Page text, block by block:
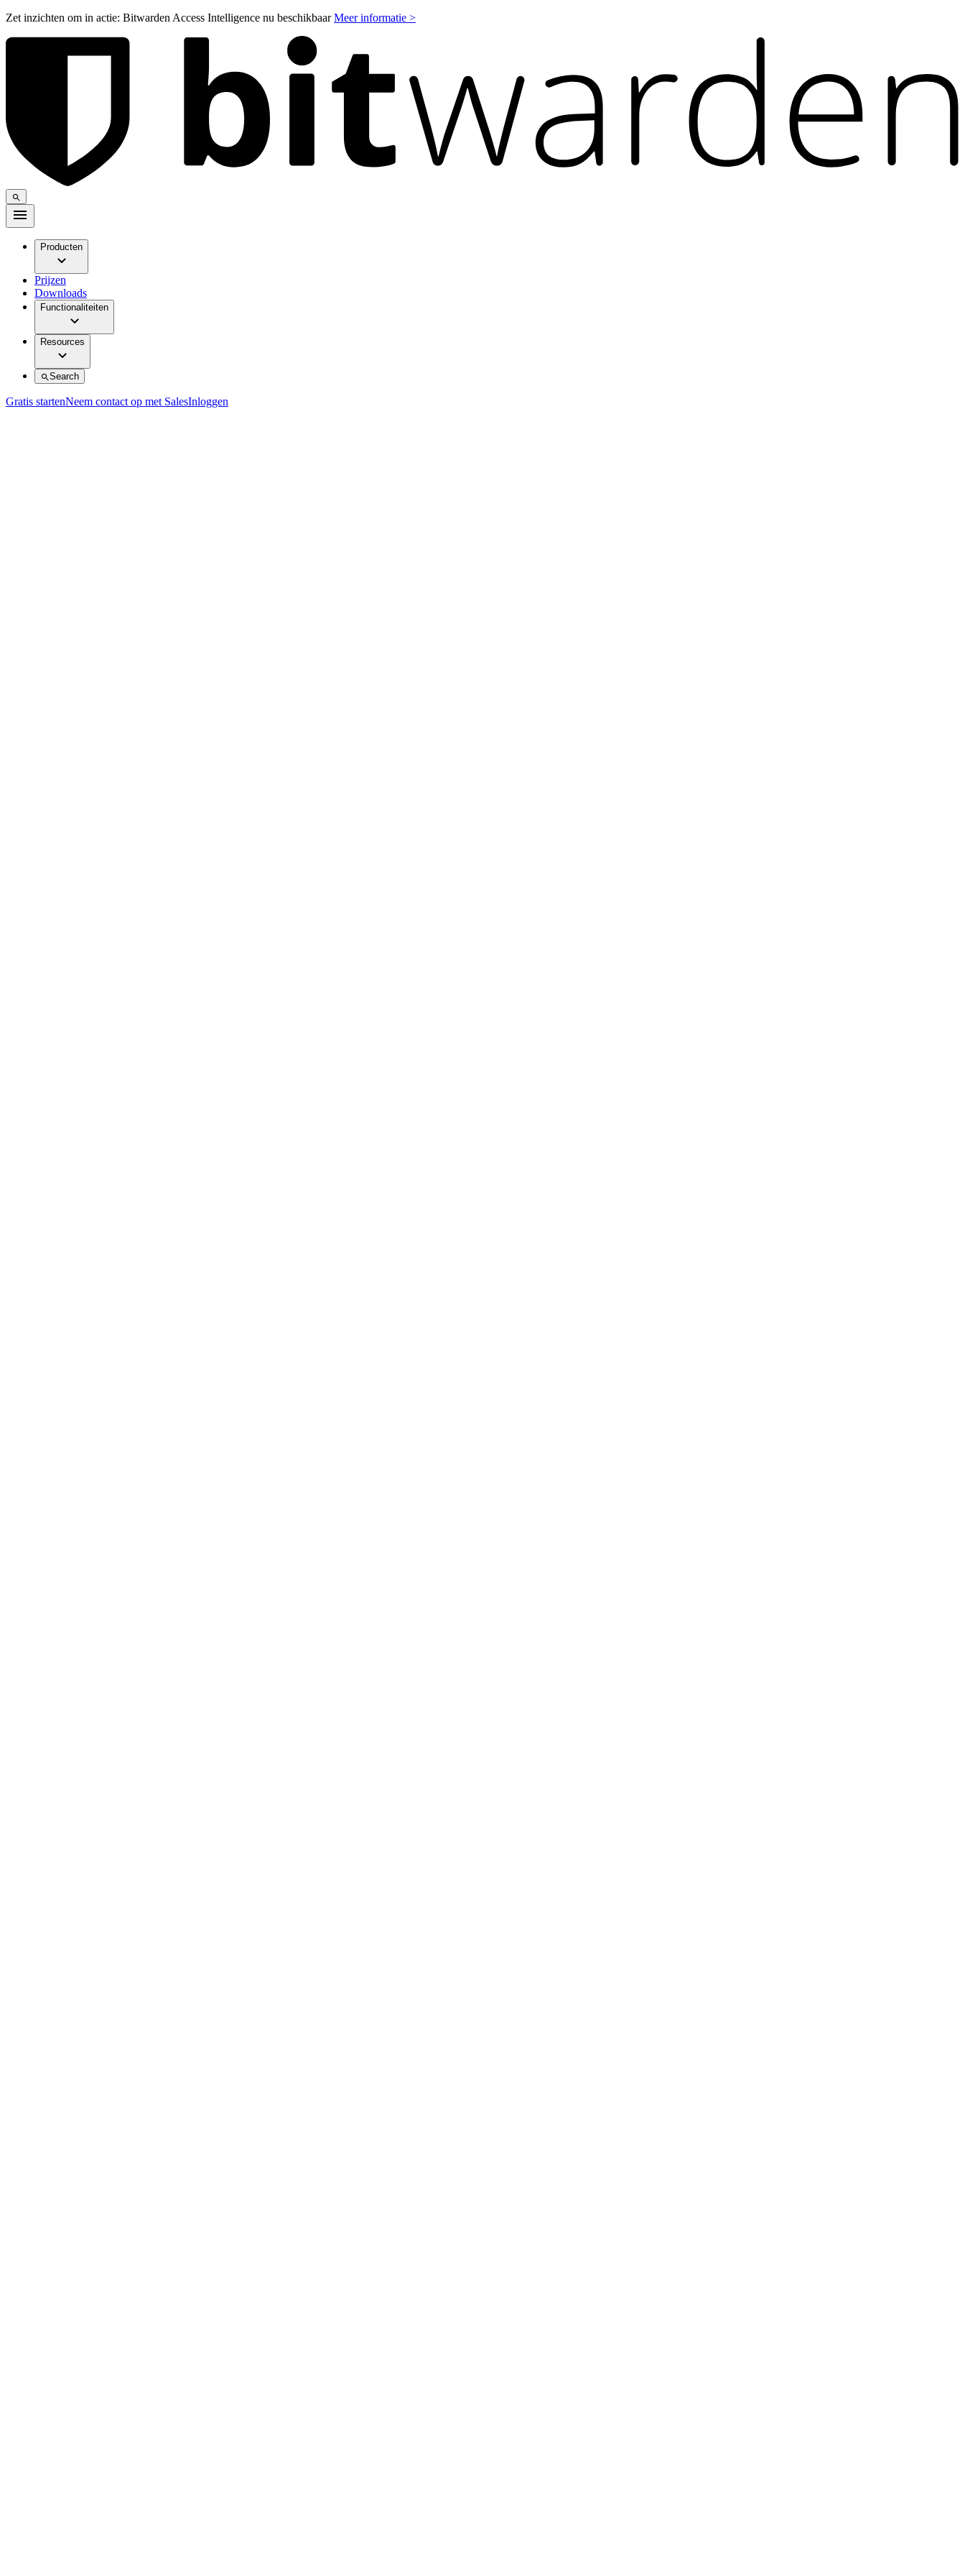
Zet inzichten om in actie: Bitwarden Access Intelligence nu beschikbaarMeer informatie >
Producten
Prijzen
Downloads
Functionaliteiten
Resources
Search
Gratis startenNeem contact op met SalesInloggen